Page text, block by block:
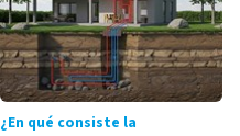
¿En qué consiste la